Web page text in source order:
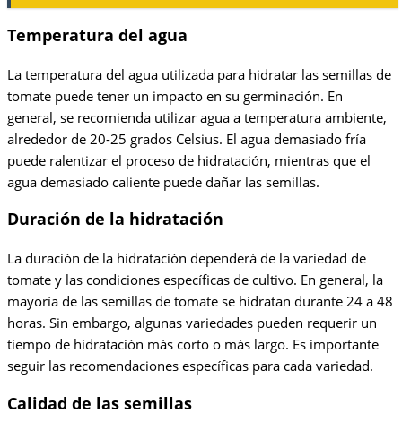
Temperatura del agua
La temperatura del agua utilizada para hidratar las semillas de
tomate puede tener un impacto en su germinación. En
general, se recomienda utilizar agua a temperatura ambiente,
alrededor de 20-25 grados Celsius. El agua demasiado fría
puede ralentizar el proceso de hidratación, mientras que el
agua demasiado caliente puede dañar las semillas.
Duración de la hidratación
La duración de la hidratación dependerá de la variedad de
tomate y las condiciones específicas de cultivo. En general, la
mayoría de las semillas de tomate se hidratan durante 24 a 48
horas. Sin embargo, algunas variedades pueden requerir un
tiempo de hidratación más corto o más largo. Es importante
seguir las recomendaciones específicas para cada variedad.
Calidad de las semillas